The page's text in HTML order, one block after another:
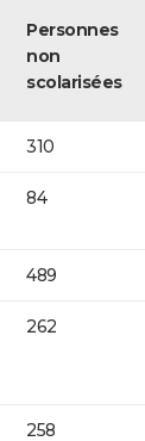
Personnes
non
scolarisées
310
84
489
262
258